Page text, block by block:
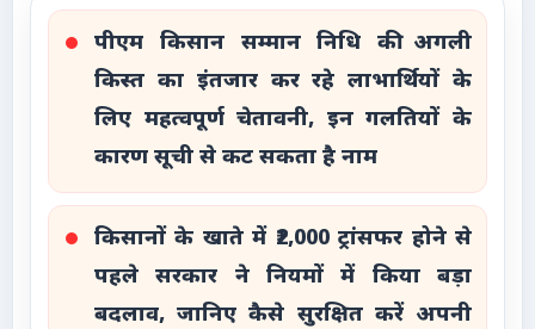
पीएम किसान सम्मान निधि की अगली
किस्त का इंतजार कर रहे लाभार्थियों के
लिए महत्वपूर्ण चेतावनी, इन गलतियों के
कारण सूची से कट सकता है नाम
किसानों के खाते में ₹2,000 ट्रांसफर होने से
पहले सरकार ने नियमों में किया बड़ा
बदलाव, जानिए कैसे सुरक्षित करें अपनी